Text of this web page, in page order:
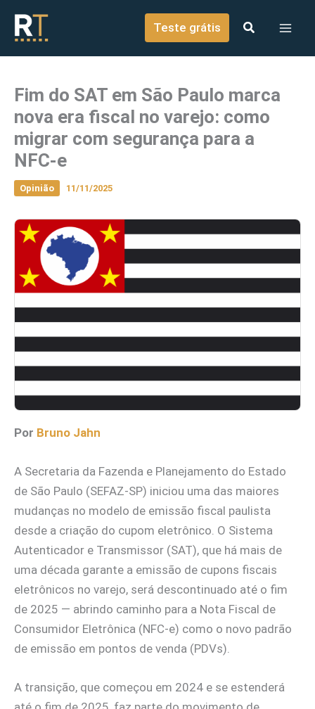
conteúdo
Teste grátis
Fim do SAT em São Paulo marca
nova era fiscal no varejo: como
migrar com segurança para a
NFC-e
Opinião 11/11/2025
Por Bruno Jahn
A Secretaria da Fazenda e Planejamento do Estado
de São Paulo (SEFAZ-SP) iniciou uma das maiores
mudanças no modelo de emissão fiscal paulista
desde a criação do cupom eletrônico. O Sistema
Autenticador e Transmissor (SAT), que há mais de
uma década garante a emissão de cupons fiscais
eletrônicos no varejo, será descontinuado até o fim
de 2025 — abrindo caminho para a Nota Fiscal de
Consumidor Eletrônica (NFC-e) como o novo padrão
de emissão em pontos de venda (PDVs).
A transição, que começou em 2024 e se estenderá